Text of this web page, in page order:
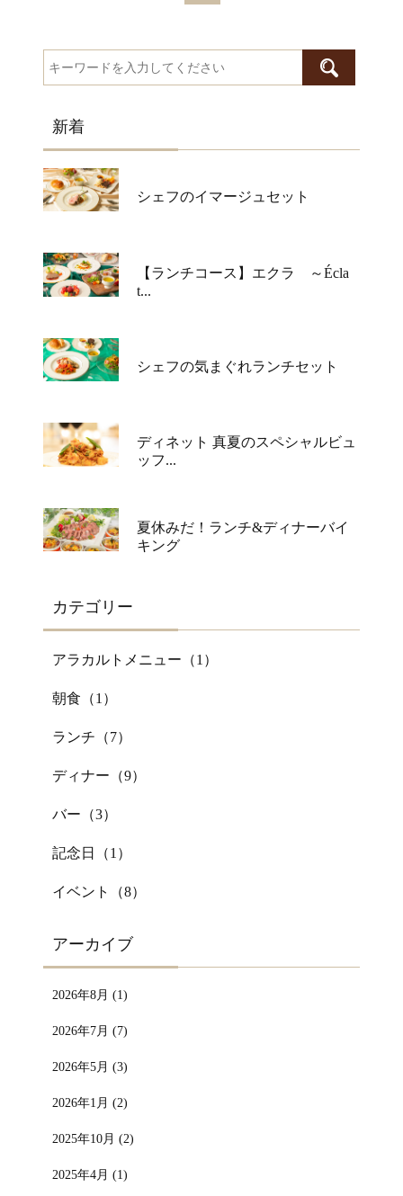
新着
シェフのイマージュセット
【ランチコース】エクラ ～Écla
t...
シェフの気まぐれランチセット
ディネット 真夏のスペシャルビュ
ッフ...
夏休みだ！ランチ&ディナーバイ
キング
カテゴリー
アラカルトメニュー（1 ）
朝食（1 ）
ランチ（7）
ディナー（9）
バー（3）
記念日（1 ）
イベント（8）
アーカイブ
2026年8月 (1)
2026年7月 (7)
2026年5月 (3)
2026年1月 (2)
2025年10月 (2)
2025年4月 (1)